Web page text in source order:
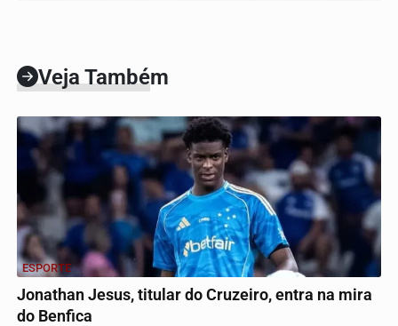
Veja Também
ESPORTE
Jonathan Jesus, titular do Cruzeiro, entra na mira
do Benfica